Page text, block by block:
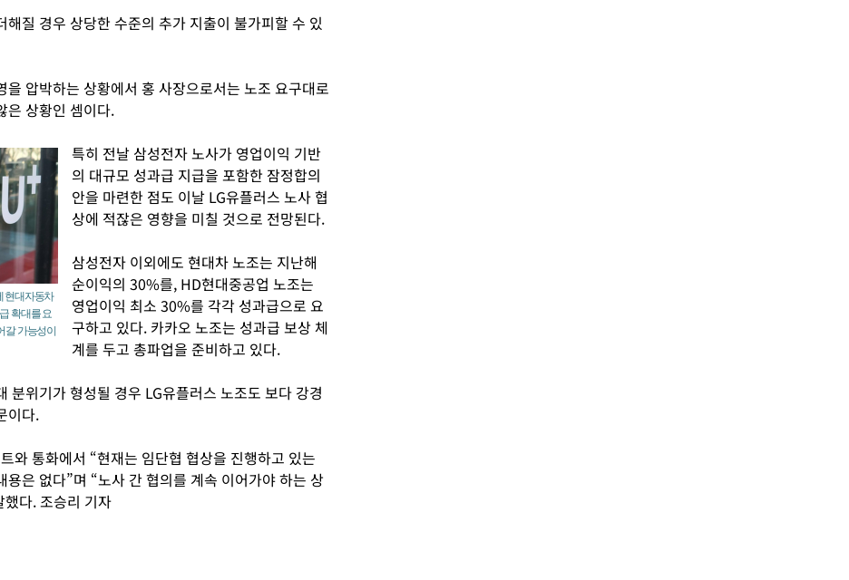
질 경우 상당한 수준의 추가 지출이 불가피할 수 있
압박하는 상황에서 홍 사장으로서는 노조 요구대로
은 상황인 셈이다.
현대자동차
확대를 요
갈 가능성이
특히 전날 삼성전자 노사가 영업이익 기반
의 대규모 성과급 지급을 포함한 잠정합의
안을 마련한 점도 이날 LG유플러스 노사 협
상에 적잖은 영향을 미칠 것으로 전망된다.
삼성전자 이외에도 현대차 노조는 지난해
순이익의 30%를, HD현대중공업 노조는
영업이익 최소 30%를 각각 성과급으로 요
구하고 있다. 카카오 노조는 성과급 보상 체
계를 두고 총파업을 준비하고 있다.
분위기가 형성될 경우 LG유플러스 노조도 보다 강경
이다.
와 통화에서 “현재는 임단협 협상을 진행하고 있는
은 없다”며 “노사 간 협의를 계속 이어가야 하는 상
다. 조승리 기자